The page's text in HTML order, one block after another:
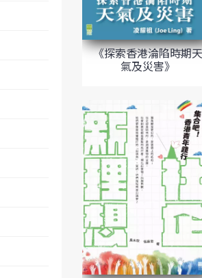
《探索香港淪陷時期天
氣及災害》